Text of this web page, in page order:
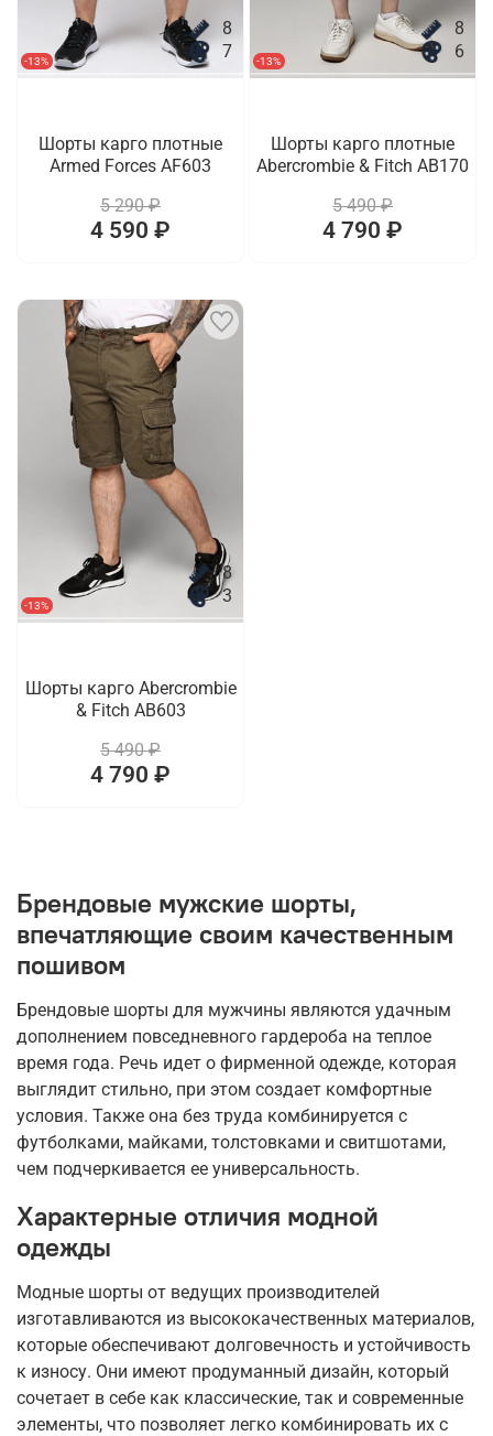
-13%
8
7
Шорты карго плотные
Armed Forces AF603
5 290 ₽
4 590 ₽
-13%
8
6
Шорты карго плотные
Abercrombie & Fitch AB170
5 490 ₽
4 790 ₽
-13%
8
3
Шорты карго Abercrombie
& Fitch AB603
5 490 ₽
4 790 ₽
Брендовые мужские шорты,
впечатляющие своим качественным
пошивом
Брендовые шорты для мужчины являются удачным
дополнением повседневного гардероба на теплое
время года. Речь идет о фирменной одежде, которая
выглядит стильно, при этом создает комфортные
условия. Также она без труда комбинируется с
футболками, майками, толстовками и свитшотами,
чем подчеркивается ее универсальность.
Характерные отличия модной
одежды
Модные шорты от ведущих производителей
изготавливаются из высококачественных материалов,
которые обеспечивают долговечность и устойчивость
к износу. Они имеют продуманный дизайн, который
сочетает в себе как классические, так и современные
элементы, что позволяет легко комбинировать их с